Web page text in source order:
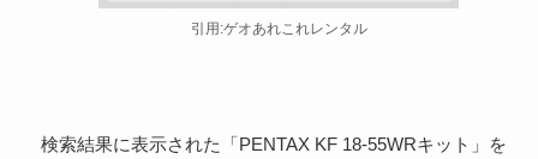
引用:ゲオあれこれレンタル
検索結果に表示された「PENTAX KF 18-55WRキット」を